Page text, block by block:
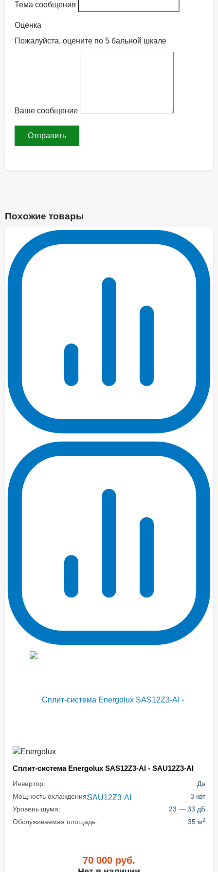
Тема сообщения
Оценка
Пожалуйста, оцените по 5 бальной шкале
Ваше сообщение
Похожие товары
Cплит-система Energolux SAS12Z3-AI - SAU12Z3-AI
Инвертор:
Да
Мощность охлаждения:
3 квт
Уровень шума:
23 — 33 дБ
Обслуживаемая площадь:
35 м2
70 000 руб.